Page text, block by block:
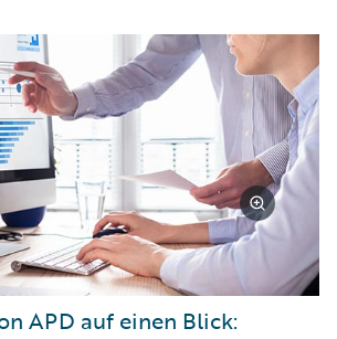
APD auf einen Blick: